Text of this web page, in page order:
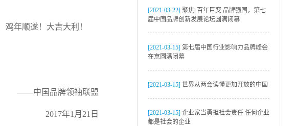
年顺遂！大吉大利！
——中国品牌领袖联盟
2017年1月21日
[2021-03-22] 聚焦| 百年巨变 品牌强国，第七
届中国品牌创新发展论坛圆满闭幕
[2021-03-15] 第七届中国行业影响力品牌峰会
在京圆满闭幕
[2021-03-15] 世界从两会读懂更加开放的中国
[2021-03-15] 企业家当勇担社会责任 任何企业
都是社会的企业